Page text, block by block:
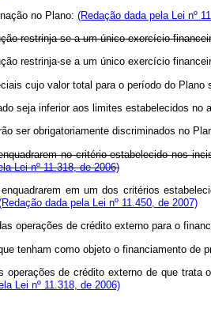
no Plano: (Redação dada pela Lei nº
restrinja-se a um único exercício
restrinja-se a um único exercício
cujo valor total para o período do
seja inferior aos limites estabelecidos no
ser obrigatoriamente discriminados no
no critério estabelecido nos
Lei nº 11.318, de 2006)
em um dos critérios
dada pela Lei nº 11.450, de 2007)
operações de crédito externo para o
tenham como objeto o financiamento
operações de crédito externo de que
Lei nº 11.318, de 2006)